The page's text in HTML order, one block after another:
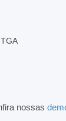
nossas